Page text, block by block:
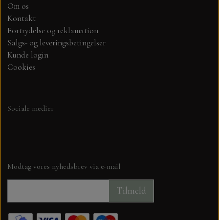
Om os
Kontakt
Fortrydelse og reklamation
Salgs- og leveringsbetingelser
Kunde login
Cookies
Sociale medier
Modtag vores nyhedsbrev via e-mail
Tilmeld